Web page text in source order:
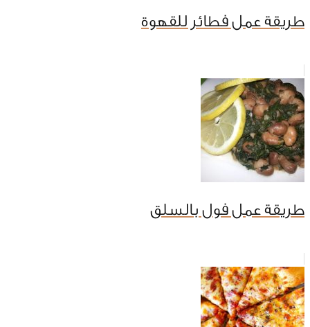
طريقة عمل فطائر للقهوة
طريقة عمل فول بالسلق